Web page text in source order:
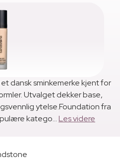
dansk sminkemerke kjent for
Utvalget dekker base,
ytelse.Foundation fra
katego...Les videre